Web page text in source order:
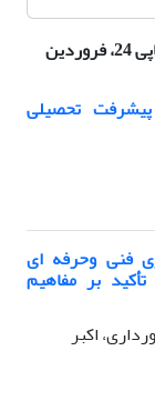
دوره 13، شماره 52 - شماره پیاپی 24، فروردین
تحصیلی
فنی وحرفه ای
بر مفاهیم
اکبر